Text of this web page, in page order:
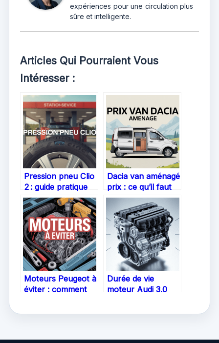
expériences pour une circulation plus
sûre et intelligente.
Articles Qui Pourraient Vous
Intéresser :
Pression pneu Clio
2 : guide pratique
pour rouler en
toute sécurité
Dacia van aménagé
prix : ce qu’il faut
savoir pour bien
choisir
Moteurs Peugeot à
éviter : comment
Durée de vie
moteur Audi 3.0